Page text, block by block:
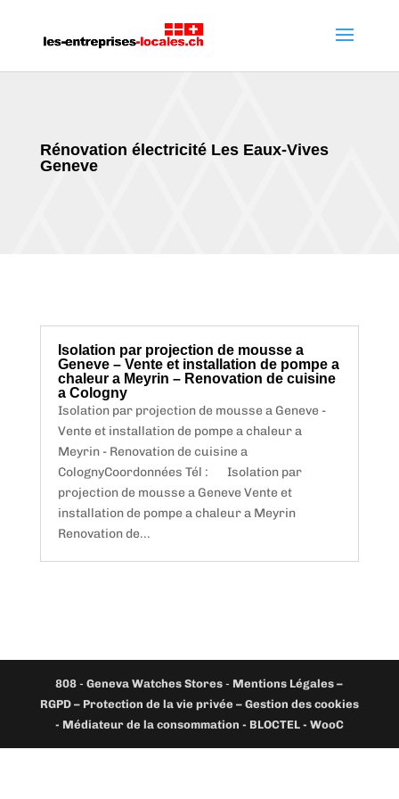
Rénovation électricité Les Eaux-Vives
Geneve
Isolation par projection de mousse a
Geneve – Vente et installation de pompe a
chaleur a Meyrin – Renovation de cuisine
a Cologny
Isolation par projection de mousse a Geneve -
Vente et installation de pompe a chaleur a
Meyrin - Renovation de cuisine a
ColognyCoordonnées Tél : Isolation par
projection de mousse a Geneve Vente et
installation de pompe a chaleur a Meyrin
Renovation de...
808 -Geneva Watches Stores - Mentions Légales –
RGPD – Protection de la vie privée – Gestion des cookies
- Médiateur de la consommation - BLOCTEL - WooC